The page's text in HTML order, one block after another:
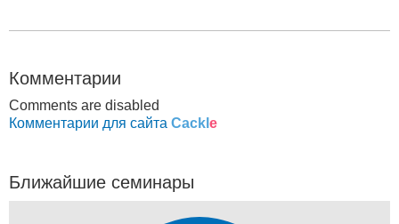
Комментарии
Comments are disabled
Комментарии для сайта Cackl e
Ближайшие семинары